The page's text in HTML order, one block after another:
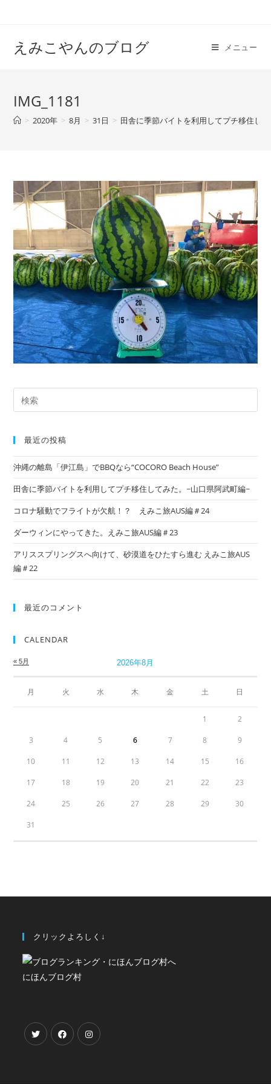
えみこやんのブログ メニュー
IMG_1181
> 2020年 > 8月 > 31日 > 田舎に季節バイトを利用してプチ移住し
最近の投稿
沖縄の離島「伊江島」でBBQなら“COCORO Beach House”
田舎に季節バイトを利用してプチ移住してみた。~山口県阿武町編~
コロナ騒動でフライトが欠航！？ えみこ旅AUS編＃24
ダーウィンにやってきた。えみこ旅AUS編＃23
アリススプリングスへ向けて、砂漠道をひたすら進む えみこ旅AUS
編＃22
最近のコメント
CALENDAR
2026年8月
月 火 水 木 金 土 日
« 5月
1 2
3 4 5 6 7 8 9
10 11 12 13 14 15 16
17 18 19 20 21 22 23
24 25 26 27 28 29 30
31
クリックよろしく↓
にほんブログ村